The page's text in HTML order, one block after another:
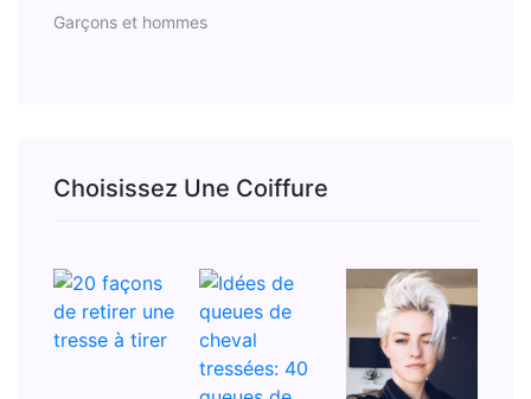
Garçons et hommes
Choisissez Une Coiffure